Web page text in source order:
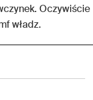
Oczywiście
władz.